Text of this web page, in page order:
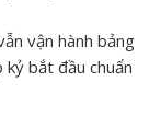
vận hành bảng
bắt đầu chuẩn